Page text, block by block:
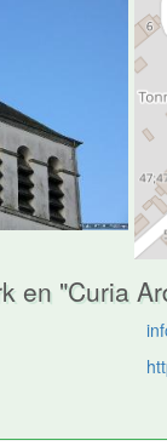
en "Curia